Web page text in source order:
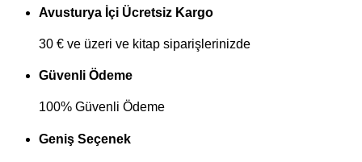
Avusturya İçi Ücretsiz Kargo
30 € ve üzeri ve kitap siparişlerinizde
Güvenli Ödeme
100% Güvenli Ödeme
Geniş Seçenek